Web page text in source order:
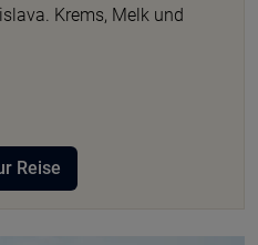
Krems, Melk und
Reise